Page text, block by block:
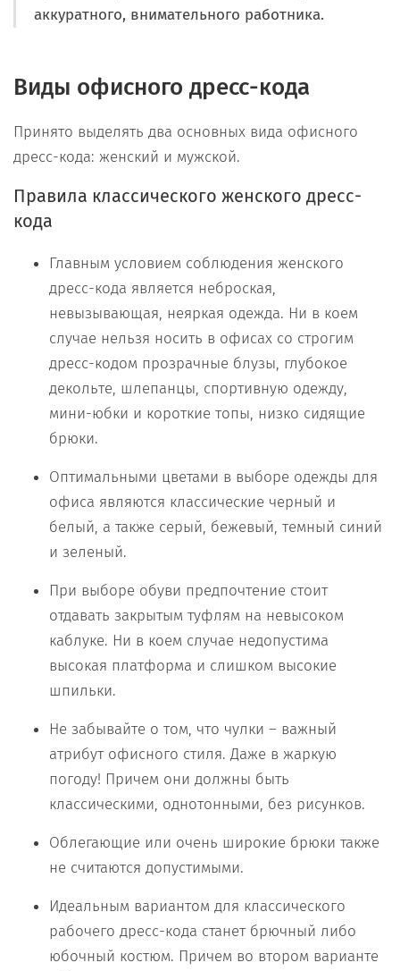
аккуратного, внимательного работника.
Виды офисного дресс-кода
Принято выделять два основных вида офисного
дресс-кода: женский и мужской.
Правила классического женского дресс-
кода
Главным условием соблюдения женского
дресс-кода является неброская,
невызывающая, неяркая одежда. Ни в коем
случае нельзя носить в офисах со строгим
дресс-кодом прозрачные блузы, глубокое
декольте, шлепанцы, спортивную одежду,
мини-юбки и короткие топы, низко сидящие
брюки.
Оптимальными цветами в выборе одежды для
офиса являются классические черный и
белый, а также серый, бежевый, темный синий
и зеленый.
При выборе обуви предпочтение стоит
отдавать закрытым туфлям на невысоком
каблуке. Ни в коем случае недопустима
высокая платформа и слишком высокие
шпильки.
Не забывайте о том, что чулки – важный
атрибут офисного стиля. Даже в жаркую
погоду! Причем они должны быть
классическими, однотонными, без рисунков.
Облегающие или очень широкие брюки также
не считаются допустимыми.
Идеальным вариантом для классического
рабочего дресс-кода станет брючный либо
юбочный костюм. Причем во втором варианте